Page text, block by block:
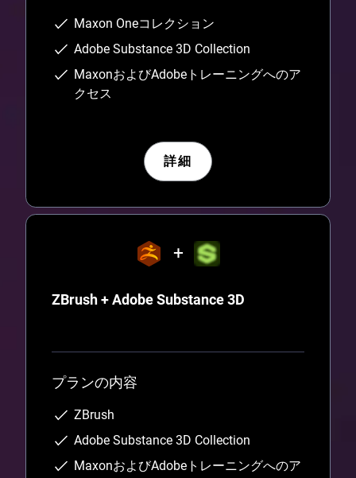
Maxon Oneコレクション
Adobe Substance 3D Collection
MaxonおよびAdobeトレーニングへのア
クセス
詳細
ZBrush + Adobe Substance 3D
プランの内容
ZBrush
Adobe Substance 3D Collection
MaxonおよびAdobeトレーニングへのア